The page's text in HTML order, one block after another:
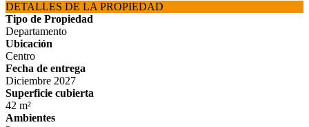
DETALLES DE LA PROPIEDAD
Tipo de Propiedad
Departamento
Ubicación
Centro
Fecha de entrega
Diciembre 2027
Superficie cubierta
42 m²
Ambientes